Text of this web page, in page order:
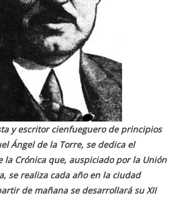
y escritor cienfueguero de principios
Ángel de la Torre, se dedica el
la Crónica que, auspiciado por la Unión
se realiza cada año en la ciudad
de mañana se desarrollará su XII